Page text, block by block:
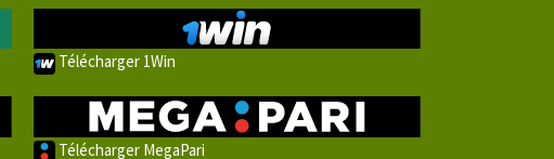
Télécharger 1Win
Télécharger MegaPari